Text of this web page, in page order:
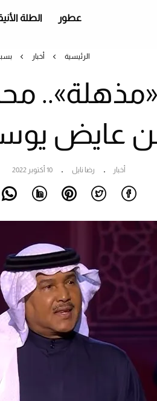
عطور الطلة
الرئيسية أخبار
عايض
أخبار رضا نايل 10 أكتوبر 2022